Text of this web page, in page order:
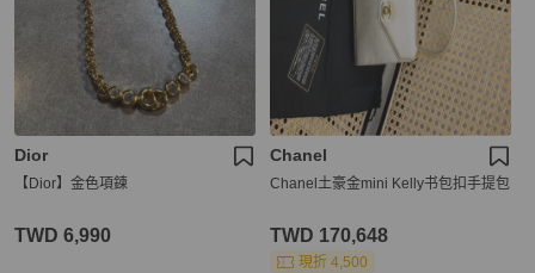
Dior
【Dior】金色項鍊
TWD 6,990
Chanel
Chanel土豪金mini Kelly书包扣手提包
TWD 170,648
現折 4,500